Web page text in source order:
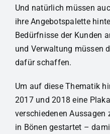
Und natürlich müssen
ihre Angebotspalette
Bedürfnisse der Kunden
und Verwaltung müssen
dafür schaffen.
Um auf diese Thematik
2017 und 2018 eine
verschiedenen Aussagen
in Bönen gestartet –